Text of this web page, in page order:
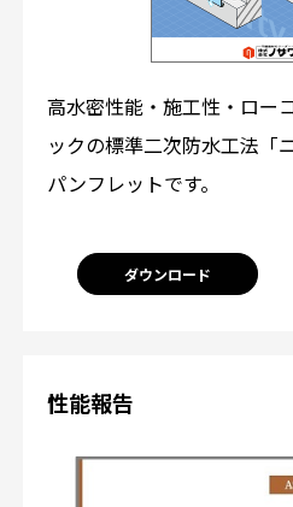
高水密性能・施工性・ロー
ックの標準二次防水工法「
パンフレットです。
ダウンロード
性能報告